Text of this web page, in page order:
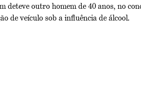
deteve outro homem de 40 anos, no
de veículo sob a influência de álcool.